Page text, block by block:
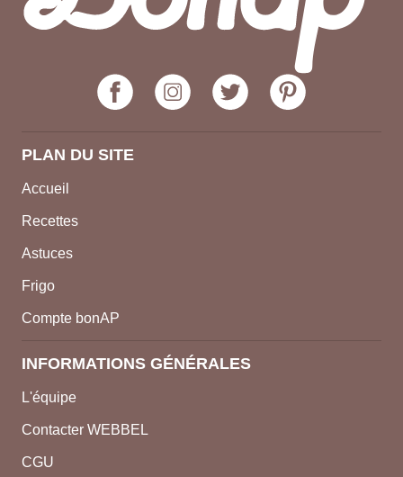
PLAN DU SITE
Accueil
Recettes
Astuces
Frigo
Compte bonAP
INFORMATIONS GÉNÉRALES
L'équipe
Contacter WEBBEL
CGU